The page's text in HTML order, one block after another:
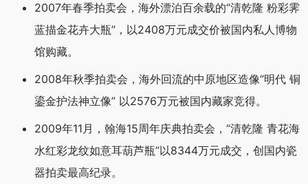
2007年春季拍卖会，海外漂泊百余载的“清乾隆 粉彩霁
蓝描金花卉大瓶”，以2408万元成交价被国内私人博物
馆购藏。
2008年秋季拍卖会，海外回流的中原地区造像“明代 铜
鎏金护法神立像” 以2576万元被国内藏家竞得。
2009年11月，翰海15周年庆典拍卖会，“清乾隆 青花海
水红彩龙纹如意耳葫芦瓶”以8344万元成交，创国内瓷
器拍卖最高纪录。